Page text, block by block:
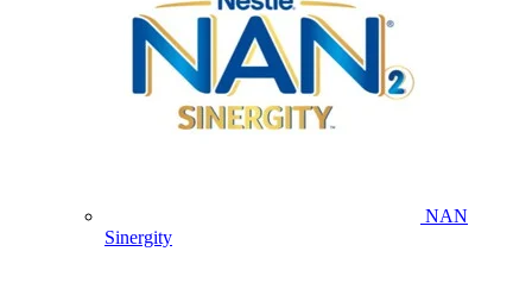
NAN
Sinergity